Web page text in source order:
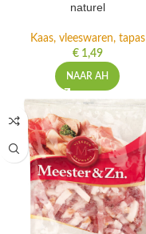
naturel
Kaas, vleeswaren, tapas
€1,49
NAAR AH